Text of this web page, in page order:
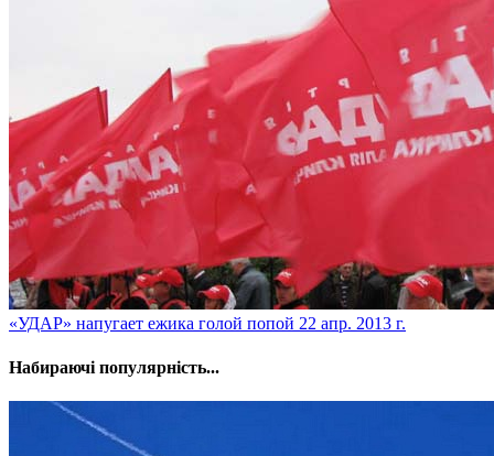
«УДАР» напугает ежика голой попой 22 апр. 2013 г.
Набираючі популярність...